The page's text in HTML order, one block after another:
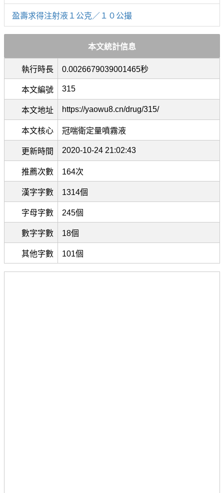
盈壽求得注射液１公克／１０公撮
本文統計信息
執行時長 0.0026679039001465秒
本文編號 315
本文地址 https://yaowu8.cn/drug/315/
本文核心 冠喘衛定量噴霧液
更新時間 2020-10-24 21:02:43
推薦次數 164次
漢字字數 1314個
字母字數 245個
數字字數 18個
其他字數 101個